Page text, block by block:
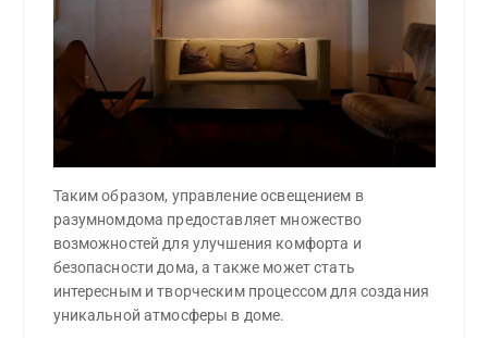
Таким образом, управление освещением в
разумномдома предоставляет множество
возможностей для улучшения комфорта и
безопасности дома, а также может стать
интересным и творческим процессом для создания
уникальной атмосферы в доме.